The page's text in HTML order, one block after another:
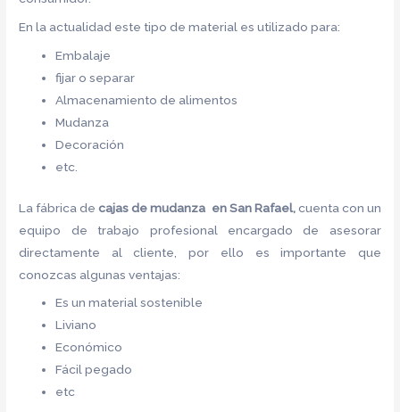
En la actualidad este tipo de material es utilizado para:
Embalaje
fijar o separar
Almacenamiento de alimentos
Mudanza
Decoración
etc.
La fábrica decajas de mudanza en San Rafael,cuenta con un
equipo de trabajo profesional encargado de asesorar
directamente al cliente, por ello es importante que
conozcas algunas ventajas:
Es un material sostenible
Liviano
Económico
Fácil pegado
etc